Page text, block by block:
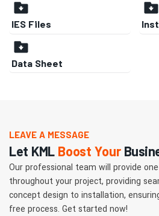
IES Files
Data Sheet
LEAVE A MESSAGE
Let KML Boost Your
Our professional team will provide
throughout your project, providing
concept design to installation,
free process. Get started now!